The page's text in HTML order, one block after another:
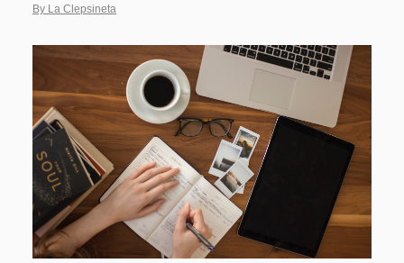
By La Clepsineta